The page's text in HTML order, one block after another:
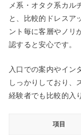
メ系・オタク系カル
と、比較的ドレスア
ント毎に客層やノリ
認すると安心です。
入口での案内やイン
しっかりしており、
経験者でも比較的入
項目